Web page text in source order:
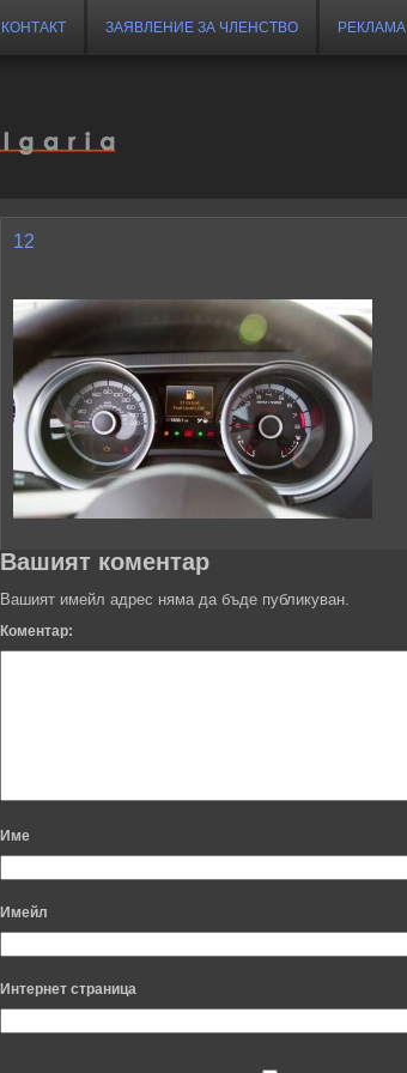
КОНТАКТ ЗАЯВЛЕНИЕ ЗА ЧЛЕНСТВО РЕКЛАМА
12
Вашият коментар
Вашият имейл адрес няма да бъде публикуван.
Коментар:
Име
Имейл
Интернет страница